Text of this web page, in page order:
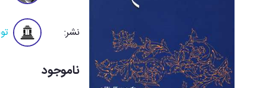
نشر:
ناموجود